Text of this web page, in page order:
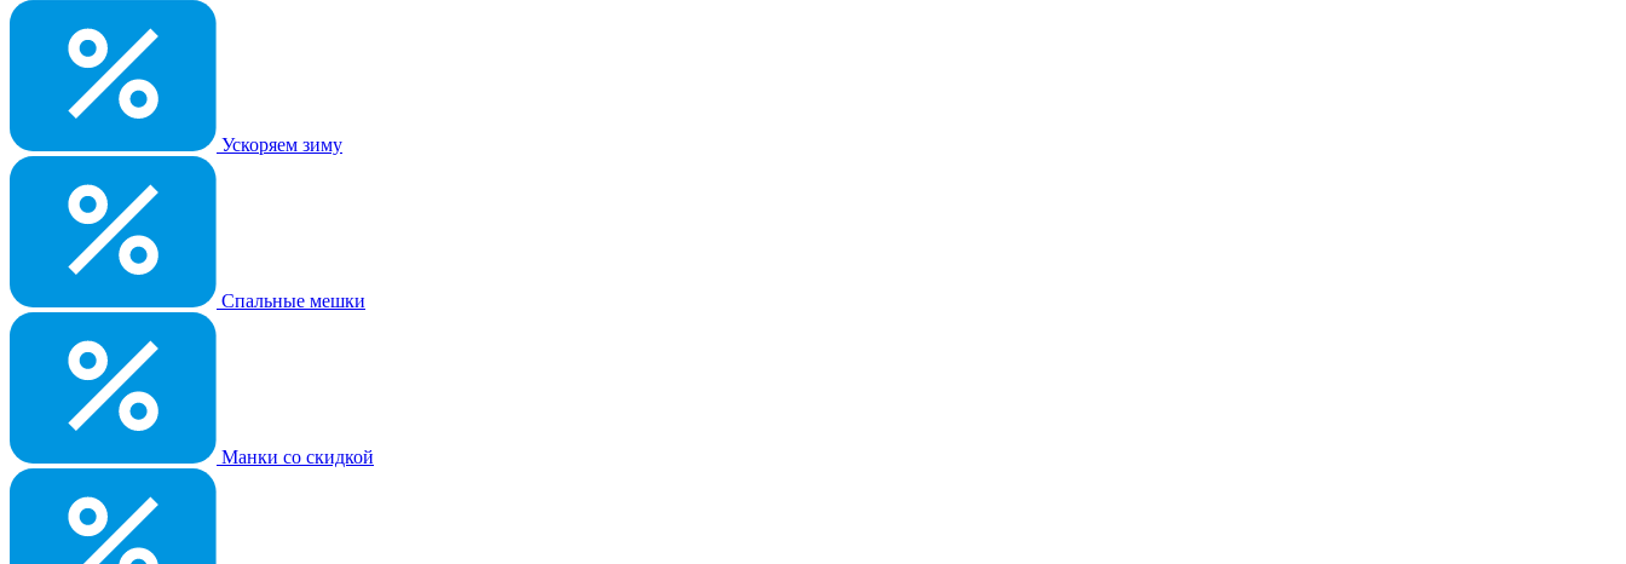
Ускоряем зиму
Спальные мешки
Манки со скидкой